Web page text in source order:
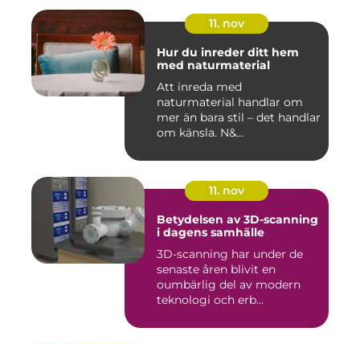
11. nov
Hur du inreder ditt hem
med naturmaterial
Att inreda med
naturmaterial handlar om
mer än bara stil – det handlar
om känsla. N&...
11. nov
Betydelsen av 3D-scanning
i dagens samhälle
3D-scanning har under de
senaste åren blivit en
oumbärlig del av modern
teknologi och erb...